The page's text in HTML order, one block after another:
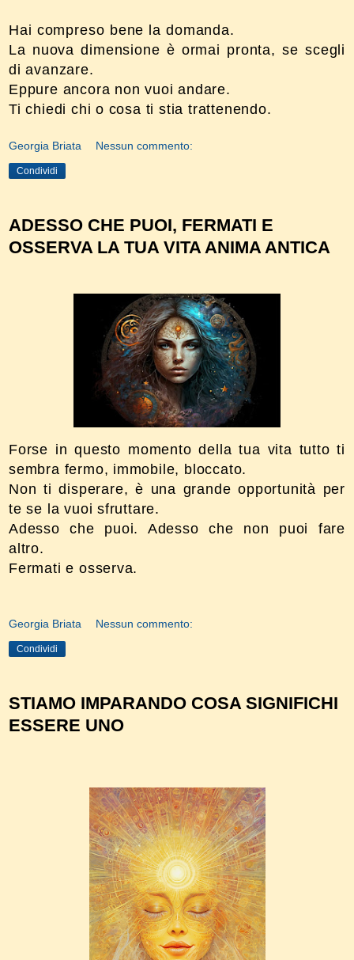
Hai compreso bene la domanda.
La nuova dimensione è ormai pronta, se scegli
di avanzare.
Eppure ancora non vuoi andare.
Ti chiedi chi o cosa ti stia trattenendo.
Georgia Briata Nessun commento:
Condividi
ADESSO CHE PUOI, FERMATI E
OSSERVA LA TUA VITA ANIMA ANTICA
Forse in questo momento della tua vita tutto ti
sembra fermo, immobile, bloccato.
Non ti disperare, è una grande opportunità per
te se la vuoi sfruttare.
Adesso che puoi. Adesso che non puoi fare
altro.
Fermati e osserva.
Georgia Briata Nessun commento:
Condividi
STIAMO IMPARANDO COSA SIGNIFICHI
ESSERE UNO